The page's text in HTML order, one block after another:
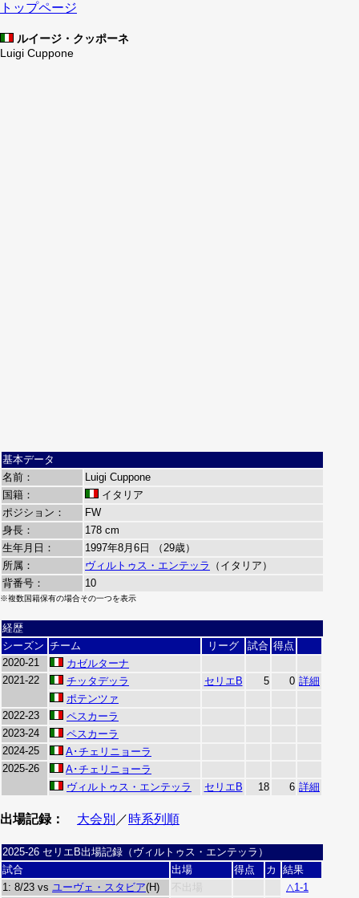
トップページ
ルイージ・クッポーネ
Luigi Cuppone
基本データ
名前：
Luigi Cuppone
国籍：
イタリア
ポジション：
FW
身長：
178 cm
生年月日：
1997年8月6日 （29歳）
所属：
ヴィルトゥス・エンテッラ
（イタリア）
背番号：
10
※複数国籍保有の場合その一つを表示
経歴
シーズン チーム リーグ 試合 得点
2020-21
カゼルターナ
2021-22
チッタデッラ セリエB 5 0 詳細
ポテンツァ
2022-23
ペスカーラ
2023-24
ペスカーラ
2024-25
A･チェリニョーラ
2025-26
A･チェリニョーラ
ヴィルトゥス・エンテッラ
セリエB 18 6 詳細
出場記録： 大会別 ／時系列順
2025-26 セリエB出場記録（ヴィルトゥス・エンテッラ）
試合
出場 得点 カ
結果
1: 8/23 vs ユーヴェ・スタビア(H) 不出場
△1-1